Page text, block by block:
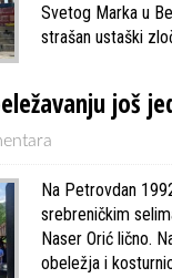
Svetog Marka u
strašan ustaški
još
Na Petrovdan
srebreničkim
Naser Orić lično.
obeležja i